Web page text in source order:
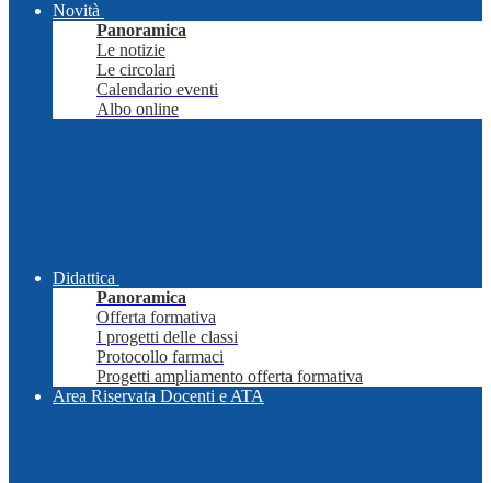
Novità
Panoramica
Le notizie
Le circolari
Calendario eventi
Albo online
Didattica
Panoramica
Offerta formativa
I progetti delle classi
Protocollo farmaci
Progetti ampliamento offerta formativa
Area Riservata Docenti e ATA